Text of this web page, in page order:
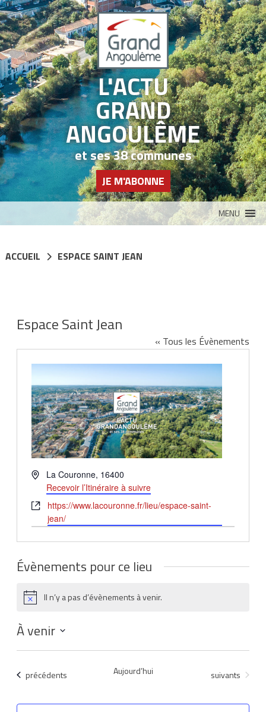
L'ACTU
GRAND
ANGOULÊME
et ses 38 communes
JE M'ABONNE
MENU
ACCUEIL ESPACE SAINT JEAN
Espace Saint Jean
« Tous les Évènements
AdresseLa Couronne, 16400
Recevoir l’Itinéraire à suivre
Site
https://www.lacouronne.fr/lieu/espace-saint-
jean/
Évènements pour ce lieu
NoticeIl n’y a pas d’évènements à venir.
À venir
Sélectionnez
date.Évènements
précédents Aujourd’hui Évènements
suivants
Panneau de gestion des cookies